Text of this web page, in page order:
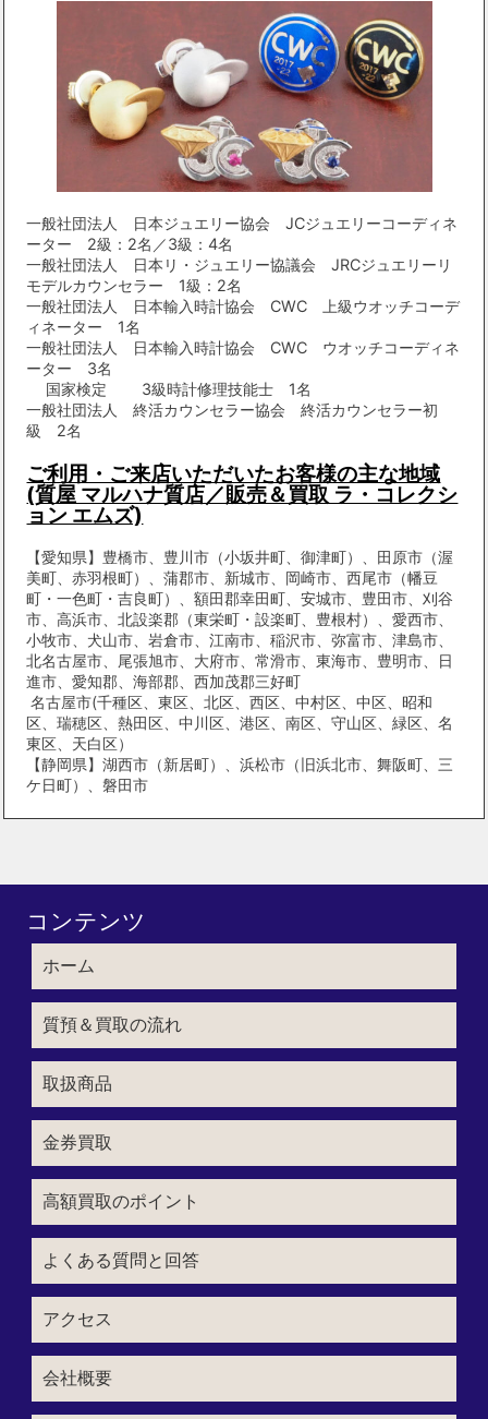
一般社団法人 日本ジュエリー協会 JCジュエリーコーディネ
ーター 2級：2名／3級：4名
一般社団法人 日本リ・ジュエリー協議会 JRCジュエリーリ
モデルカウンセラー 1級：2名
一般社団法人 日本輸入時計協会 CWC 上級ウオッチコーデ
ィネーター 1名
一般社団法人 日本輸入時計協会 CWC ウオッチコーディネ
ーター 3名
国家検定 3級時計修理技能士 1名
一般社団法人 終活カウンセラー協会 終活カウンセラー初
級 2名
ご利用・ご来店いただいたお客様の主な地域
(質屋 マルハナ質店／販売＆買取 ラ・コレクシ
ョン エムズ)
【愛知県】豊橋市、豊川市（小坂井町、御津町）、田原市（渥
美町、赤羽根町）、蒲郡市、新城市、岡崎市、西尾市（幡豆
町・一色町・吉良町）、額田郡幸田町、安城市、豊田市、刈谷
市、高浜市、北設楽郡（東栄町・設楽町、豊根村）、愛西市、
小牧市、犬山市、岩倉市、江南市、稲沢市、弥富市、津島市、
北名古屋市、尾張旭市、大府市、常滑市、東海市、豊明市、日
進市、愛知郡、海部郡、西加茂郡三好町
名古屋市(千種区、東区、北区、西区、中村区、中区、昭和
区、瑞穂区、熱田区、中川区、港区、南区、守山区、緑区、名
東区、天白区）
【静岡県】湖西市（新居町）、浜松市（旧浜北市、舞阪町、三
ケ日町）、磐田市
コンテンツ
ホーム
質預＆買取の流れ
取扱商品
金券買取
高額買取のポイント
よくある質問と回答
アクセス
会社概要